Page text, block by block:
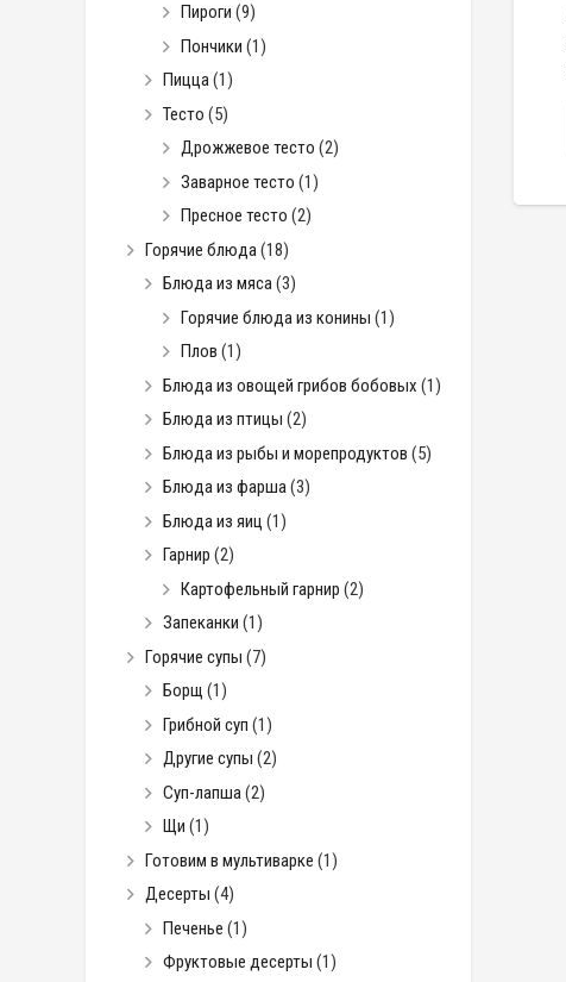
Пироги (9)
Пончики (1)
Пицца(1)
Тесто (5)
Дрожжевое тесто (2)
Заварное тесто (1)
Пресное тесто (2)
Горячие блюда (18)
Блюда из мяса(3)
Горячие блюда из конины (1)
Плов (1)
Блюда из овощей грибов бобовых (1)
Блюда из птицы (2)
Блюда из рыбы и морепродуктов (5)
Блюда из фарша(3)
Блюда из яиц (1)
Гарнир (2)
Картофельный гарнир (2)
Запеканки (1)
Горячие супы (7)
Борщ (1)
Грибной суп (1)
Другие супы (2)
Суп-лапша (2)
Щи (1)
Готовим в мультиварке (1)
Десерты (4)
Печенье (1)
Фруктовые десерты (1)